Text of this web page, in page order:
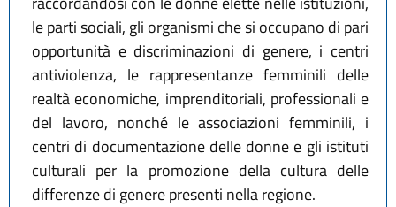
le parti sociali, gli organismi che si occupano di pari
opportunità e discriminazioni di genere, i centri
antiviolenza, le rappresentanze femminili delle
realtà economiche, imprenditoriali, professionali e
del lavoro, nonché le associazioni femminili, i
centri di documentazione delle donne e gli istituti
culturali per la promozione della cultura delle
differenze di genere presenti nella regione.